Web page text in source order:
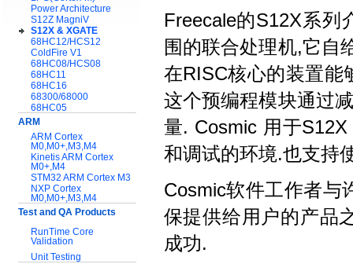
Power Architecture
S12Z MagniV
S12X & XGATE
68HC12/HCS12
ColdFire V1
68HC08/HCS08
68HC11
68HC16
68300/68000
68HC05
ARM
ARM Cortex
M0,M0+,M3,M4
Kinetis ARM Cortex
M0+,M4
STM32 ARM Cortex M3
NXP Cortex
M0,M0+,M3,M4
Test and QA Products
RunTime Core
Validation
Unit Testing
Freecale的S12X系列
围的联合处理机,它自
在RISC核心的装置能
这个预编程模块通过
量. Cosmic 用于
和调试的环境.也支持
Cosmic软件工作者与
保提供给用户的产品
成功.